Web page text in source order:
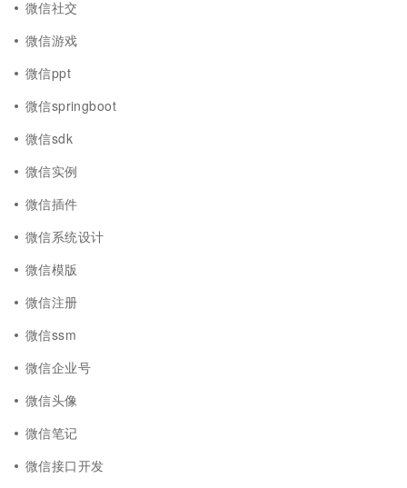
微信社交
微信游戏
微信ppt
微信springboot
微信sdk
微信实例
微信插件
微信系统设计
微信模版
微信注册
微信ssm
微信企业号
微信头像
微信笔记
微信接口开发